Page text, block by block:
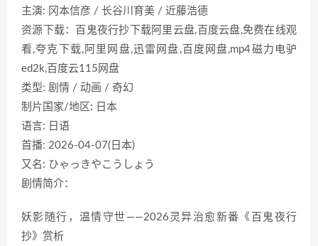
主演: 冈本信彦 / 长谷川育美 / 近藤浩德
资源下载：百鬼夜行抄下载阿里云盘,百度云盘,免费在线观
看,夸克下载,阿里网盘,迅雷网盘,百度网盘,mp4磁力电驴
ed2k,百度云115网盘
类型: 剧情 / 动画 / 奇幻
制片国家/地区: 日本
语言: 日语
首播: 2026-04-07(日本)
又名: ひゃっきやこうしょう
剧情简介：
妖影随行，温情守世——2026灵异治愈新番《百鬼夜行
抄》赏析